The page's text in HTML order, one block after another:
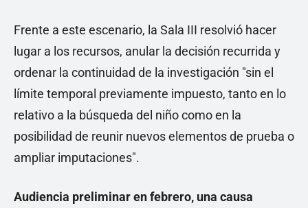
Frente a este escenario, la Sala III resolvió hacer
lugar a los recursos, anular la decisión recurrida y
ordenar la continuidad de la investigación "sin el
límite temporal previamente impuesto, tanto en lo
relativo a la búsqueda del niño como en la
posibilidad de reunir nuevos elementos de prueba o
ampliar imputaciones".
Audiencia preliminar en febrero, una causa